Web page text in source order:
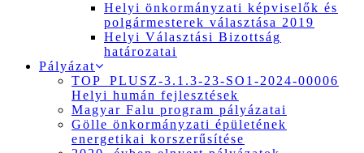
Helyi önkormányzati képviselők és
polgármesterek választása 2019
Helyi Választási Bizottság
határozatai
Pályázat
TOP_PLUSZ-3.1.3-23-SO1-2024-00006
Helyi humán fejlesztések
Magyar Falu program pályázatai
Gölle önkormányzati épületének
energetikai korszerűsítése